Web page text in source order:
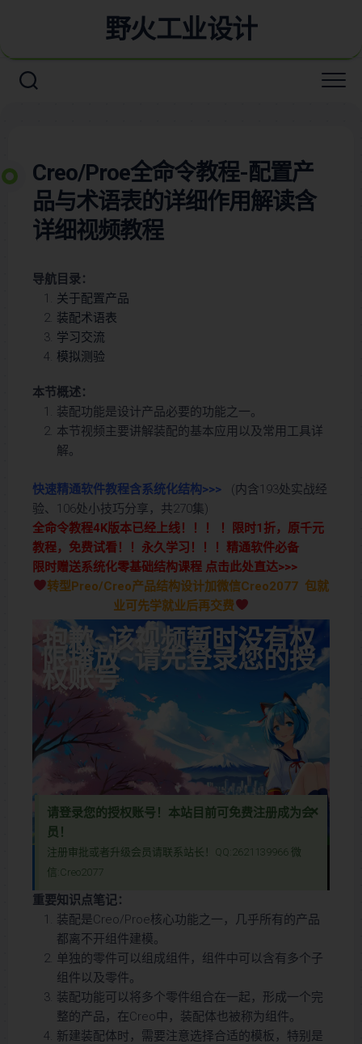
野火工业设计
Creo/Proe全命令教程-配置产
品与术语表的详细作用解读含
详细视频教程
导航目录：
关于配置产品
装配术语表
学习交流
模拟测验
本节概述：
装配功能是设计产品必要的功能之一。
本节视频主要讲解装配的基本应用以及常用工具详
解。
快速精通软件教程含系统化结构>>> (内含193处实战经
验、106处小技巧分享，共270集)
全命令教程4K版本已经上线！！！ ！限时1折，原千元
教程，免费试看！！永久学习！！！精通软件必备
限时赠送系统化零基础结构课程 点击此处直达>>>
转型Preo/Creo产品结构设计加微信Creo2077 包就
业可先学就业后再交费
请登录您的授权账号！本站目前可免费注册成为会
员！
注册审批或者升级会员请联系站长！QQ:2621139966 微
信:Creo2077
×
抱歉~该视频暂时没有权
限播放~请先登录您的授
权账号
本视频教程含图文深入讲解了Creo与Pro/E软件中的配置产品与术语表
功能，涵盖Creo配置产品与术语表、Pro/E配置产品与术语表、模型配
置产品与术语表以及组件中的配置产品与术语表。视频详细解析了配置
产品与术语表命令的作用与使用方法，帮助用户高效管理产品配置与标
准化术语，提升设计一致性与协作效率。通过实际演示，您将学会如何
创建、编辑和应用配置产品与术语表，优化设计流程，确保项目标准化
与高效执行。无论是初学者还是资深工程师，都能从中掌握这一强大工
具，为复杂设计项目提供支持。
抱歉~该视频暂时没有权限播放~请先登录您的授权账号
重要知识点笔记：
装配是Creo/Proe核心功能之一，几乎所有的产品
都离不开组件建模。
单独的零件可以组成组件，组件中可以含有多个子
组件以及零件。
装配功能可以将多个零件组合在一起，形成一个完
整的产品，在Creo中，装配体也被称为组件。
新建装配体时，需要注意选择合适的模板，特别是